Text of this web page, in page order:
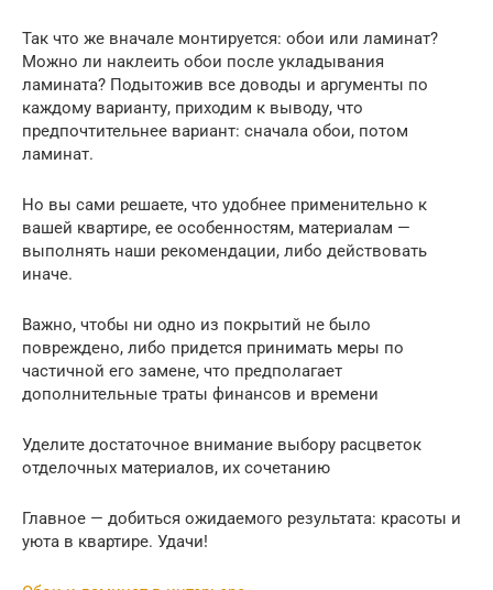
Так что же вначале монтируется: обои или ламинат?
Можно ли наклеить обои после укладывания
ламината? Подытожив все доводы и аргументы по
каждому варианту, приходим к выводу, что
предпочтительнее вариант: сначала обои, потом
ламинат.
Но вы сами решаете, что удобнее применительно к
вашей квартире, ее особенностям, материалам —
выполнять наши рекомендации, либо действовать
иначе.
Важно, чтобы ни одно из покрытий не было
повреждено, либо придется принимать меры по
частичной его замене, что предполагает
дополнительные траты финансов и времени
Уделите достаточное внимание выбору расцветок
отделочных материалов, их сочетанию
Главное — добиться ожидаемого результата: красоты и
уюта в квартире. Удачи!